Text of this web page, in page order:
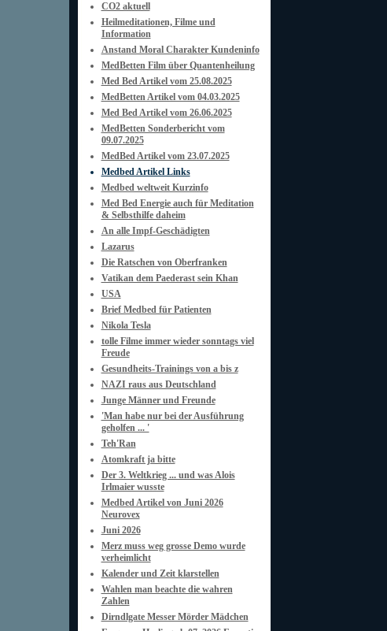
CO2 aktuell
Heilmeditationen, Filme und
Information
Anstand Moral Charakter Kundeninfo
MedBetten Film über Quantenheilung
Med Bed Artikel vom 25.08.2025
MedBetten Artikel vom 04.03.2025
Med Bed Artikel vom 26.06.2025
MedBetten Sonderbericht vom
09.07.2025
MedBed Artikel vom 23.07.2025
Medbed Artikel Links
Medbed weltweit Kurzinfo
Med Bed Energie auch für Meditation
& Selbsthilfe daheim
An alle Impf-Geschädigten
Lazarus
Die Ratschen von Oberfranken
Vatikan dem Paederast sein Khan
USA
Brief Medbed für Patienten
Nikola Tesla
tolle Filme immer wieder sonntags viel
Freude
Gesundheits-Trainings von a bis z
NAZI raus aus Deutschland
Junge Männer und Freunde
'Man habe nur bei der Ausführung
geholfen ... '
Teh'Ran
Atomkraft ja bitte
Der 3. Weltkrieg ... und was Alois
Irlmaier wusste
Medbed Artikel von Juni 2026
Neurovex
Juni 2026
Merz muss weg grosse Demo wurde
verheimlicht
Kalender und Zeit klarstellen
Wahlen man beachte die wahren
Zahlen
Dirndlgate Messer Mörder Mädchen